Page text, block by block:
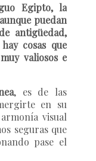
Egipto, la
puedan
antigüedad,
cosas que
valiosos e
, es de las
en su
visual
seguras que
pase el